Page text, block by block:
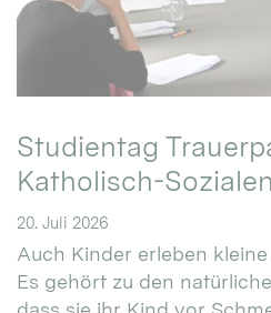
Studientag
Katholisch-
20. Juli 2026
Auch Kinder erleben
Es gehört zu den